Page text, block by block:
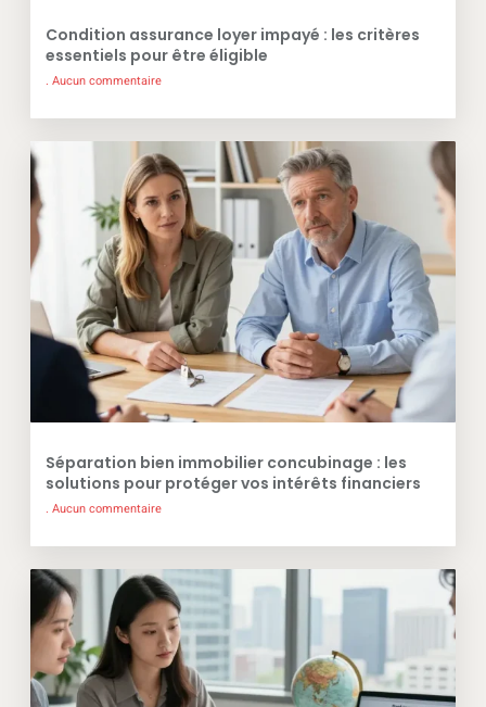
Condition assurance loyer impayé : les critères
essentiels pour être éligible
Aucun commentaire
Séparation bien immobilier concubinage : les
solutions pour protéger vos intérêts financiers
Aucun commentaire